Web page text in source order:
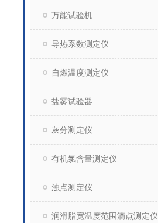
万能试验机
导热系数测定仪
自燃温度测定仪
盐雾试验器
灰分测定仪
有机氯含量测定仪
浊点测定仪
润滑脂宽温度范围滴点测定仪